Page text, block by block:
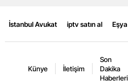
İstanbul Avukat iptv satın al
Künye İletişim
Son
Dakika
Haberleri